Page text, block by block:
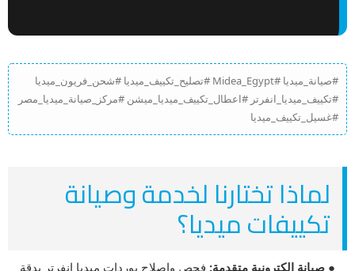
#صيانة_ميديا #Midea_Egypt #تصليح_تكييف_ميديا #شحن_فريون_ميديا
#تكييف_ميديا_انفرتر #اعطال_تكييف_ميديا_ميشن #مركز_صيانة_ميديا_مصر
#غسيل_تكييف_ميديا
لماذا تختارنا لخدمة وصيانة
تكييفات ميديا؟
● صيانة الكترونية متقدمة: فحص وإصلاح بوردات ميديا إنفرتر بدقة